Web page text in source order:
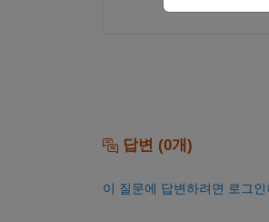
답변 (0개)
이 질문에 답변하려면 로그인